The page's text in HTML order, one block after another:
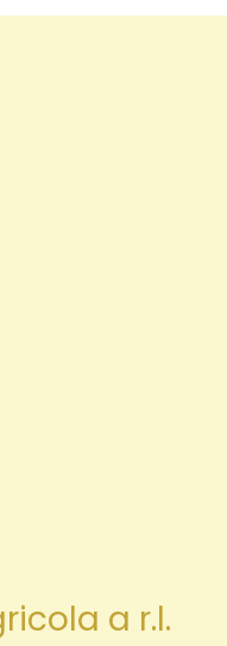
a r.l.